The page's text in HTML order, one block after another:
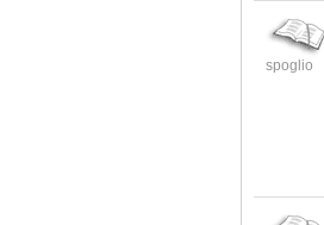
spoglio